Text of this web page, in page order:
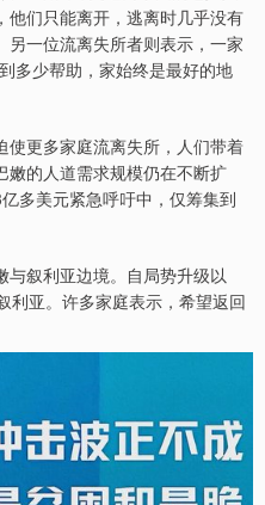
他们只能离开，逃离时几乎没有
一位流离失所者则表示，一家
多少帮助，家始终是最好的地
更多家庭流离失所，人们带着
嫩的人道需求规模仍在不断扩
多美元紧急呼吁中，仅筹集到
叙利亚边境。自局势升级以
利亚。许多家庭表示，希望返回